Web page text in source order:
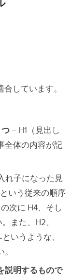
しています。
つ – H1（見出し
全体の内容が記
れ子になった見
いう従来の順序
次に H4、そし
また、H2、
いうような、
説明するもので